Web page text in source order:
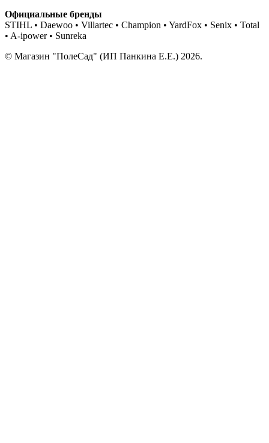
Официальные бренды
STIHL • Daewoo • Villartec • Champion • YardFox • Senix • Total
• A-ipower • Sunreka
© Магазин "ПолеСад" (ИП Панкина Е.Е.) 2026.